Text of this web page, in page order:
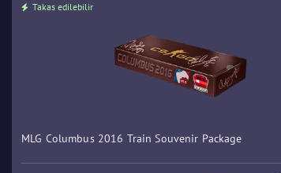
Takas edilebilir
MLG Columbus 2016 Train Souvenir Package